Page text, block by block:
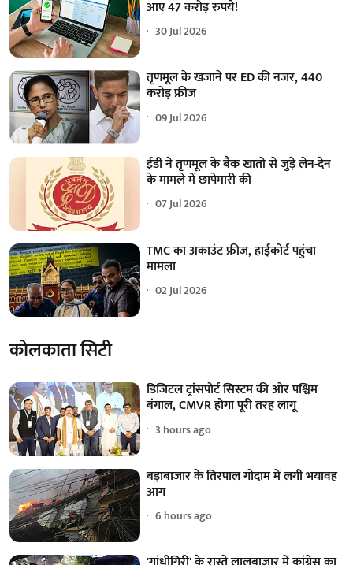
आए 47 करोड़ रुपये!
30 Jul 2026
तृणमूल के खजाने पर ED की नजर, 440
करोड़ फ्रीज
09 Jul 2026
ईडी ने तृणमूल के बैंक खातों से जुड़े लेन-देन
के मामले में छापेमारी की
07 Jul 2026
TMC का अकाउंट फ्रीज, हाईकोर्ट पहुंचा
मामला
02 Jul 2026
कोलकाता सिटी
डिजिटल ट्रांसपोर्ट सिस्टम की ओर पश्चिम
बंगाल, CMVR होगा पूरी तरह लागू
3 hours ago
बड़ाबाजार के तिरपाल गोदाम में लगी भयावह
आग
6 hours ago